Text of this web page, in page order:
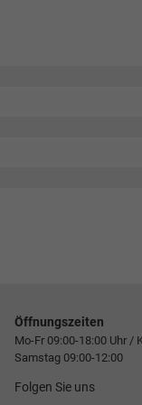
Öffnungszeiten
Mo-Fr 09:00-18:00 Uhr /
Samstag 09:00-12:00
Folgen Sie uns